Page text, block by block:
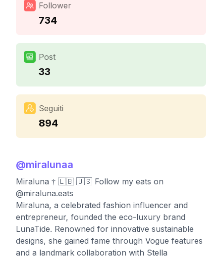
Follower
734
Post
33
Seguiti
894
@miralunaa
Miraluna † 🇱🇧 🇺🇸 Follow my eats on
@miraluna.eats
Miraluna, a celebrated fashion influencer and
entrepreneur, founded the eco-luxury brand
LunaTide. Renowned for innovative sustainable
designs, she gained fame through Vogue features
and a landmark collaboration with Stella